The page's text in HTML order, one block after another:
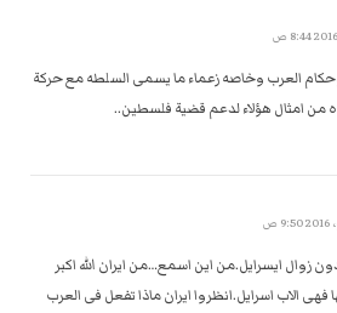
وحكام العرب وخاصه زعماء ما يسمى السلطه مع حركة
من امثال هؤلاء لدعم قضية فلسطين..
زوال ایسرایل.من این اسمع…من ایران الله اکبر
فهی الاب اسرایل.انظروا ایران ماذا تفعل فی العرب